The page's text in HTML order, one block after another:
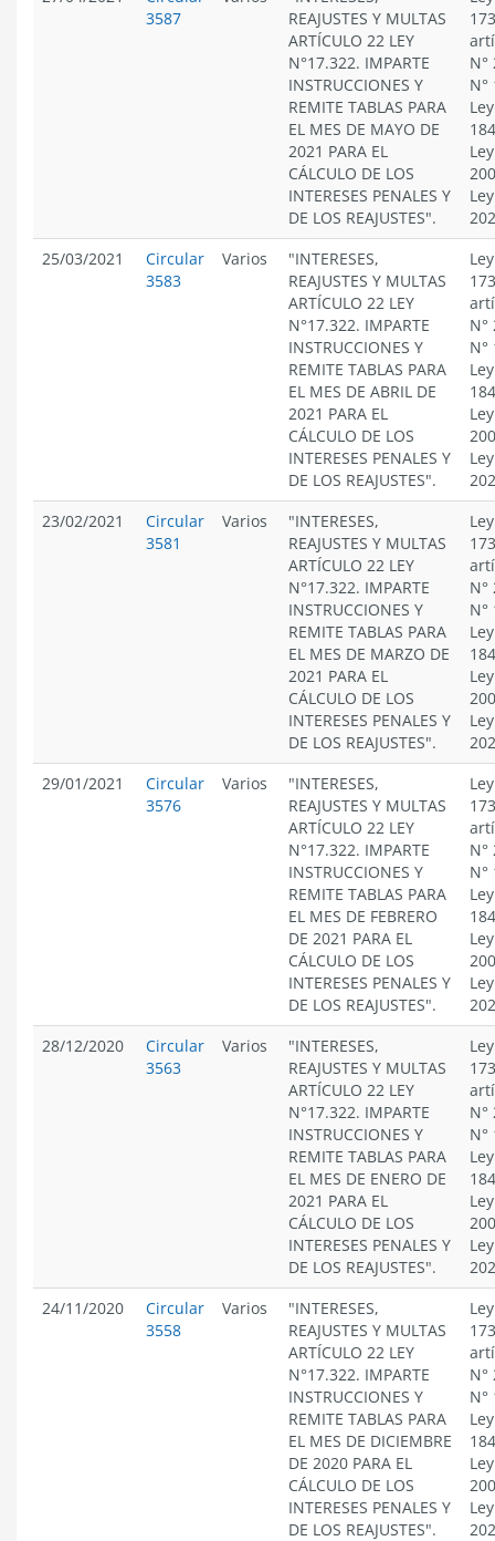
3587
REAJUSTES Y MULTAS
ARTÍCULO 22 LEY
N°17.322. IMPARTE
INSTRUCCIONES Y
REMITE TABLAS PARA
EL MES DE MAYO DE
2021 PARA EL
CÁLCULO DE LOS
INTERESES PENALES Y
DE LOS REAJUSTES".
N°
N°
25/03/2021
Circular
3583
Varios
"INTERESES,
REAJUSTES Y MULTAS
ARTÍCULO 22 LEY
N°17.322. IMPARTE
INSTRUCCIONES Y
REMITE TABLAS PARA
EL MES DE ABRIL DE
2021 PARA EL
CÁLCULO DE LOS
INTERESES PENALES Y
DE LOS REAJUSTES".
N°
N°
23/02/2021
Circular
3581
Varios
"INTERESES,
REAJUSTES Y MULTAS
ARTÍCULO 22 LEY
N°17.322. IMPARTE
INSTRUCCIONES Y
REMITE TABLAS PARA
EL MES DE MARZO DE
2021 PARA EL
CÁLCULO DE LOS
INTERESES PENALES Y
DE LOS REAJUSTES".
N°
N°
29/01/2021
Circular
3576
Varios
"INTERESES,
REAJUSTES Y MULTAS
ARTÍCULO 22 LEY
N°17.322. IMPARTE
INSTRUCCIONES Y
REMITE TABLAS PARA
EL MES DE FEBRERO
DE 2021 PARA EL
CÁLCULO DE LOS
INTERESES PENALES Y
DE LOS REAJUSTES".
N°
N°
28/12/2020
Circular
3563
Varios
"INTERESES,
REAJUSTES Y MULTAS
ARTÍCULO 22 LEY
N°17.322. IMPARTE
INSTRUCCIONES Y
REMITE TABLAS PARA
EL MES DE ENERO DE
2021 PARA EL
CÁLCULO DE LOS
INTERESES PENALES Y
DE LOS REAJUSTES".
N°
N°
24/11/2020
Circular
3558
Varios
"INTERESES,
REAJUSTES Y MULTAS
ARTÍCULO 22 LEY
N°17.322. IMPARTE
INSTRUCCIONES Y
REMITE TABLAS PARA
EL MES DE DICIEMBRE
DE 2020 PARA EL
CÁLCULO DE LOS
INTERESES PENALES Y
DE LOS REAJUSTES".
N°
N°